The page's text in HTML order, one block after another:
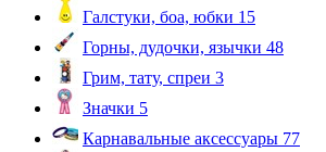
Галстуки, боа, юбки 15
Горны, дудочки, язычки 48
Грим, тату, спреи 3
Значки 5
Карнавальные аксессуары 77